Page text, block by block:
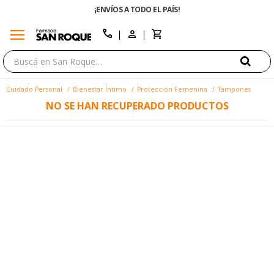
¡ENVÍOS A TODO EL PAÍS!
menu call
Cuidado Personal Bienestar Íntimo Protección Femenina Tampones
NO SE HAN RECUPERADO PRODUCTOS
close